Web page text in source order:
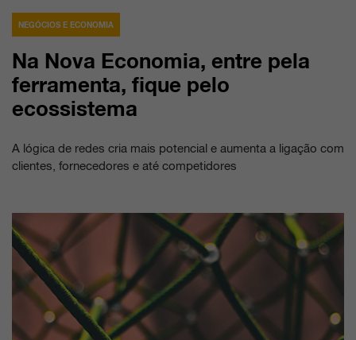
NEGÓCIOS E ECONOMIA
Na Nova Economia, entre pela
ferramenta, fique pelo
ecossistema
A lógica de redes cria mais potencial e aumenta a ligação com
clientes, fornecedores e até competidores